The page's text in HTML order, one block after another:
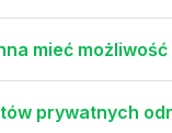
mieć
prywatnych